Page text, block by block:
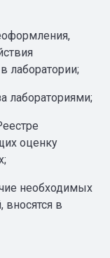
лаборатории;
лабораториями;
оценку
необходимых
в